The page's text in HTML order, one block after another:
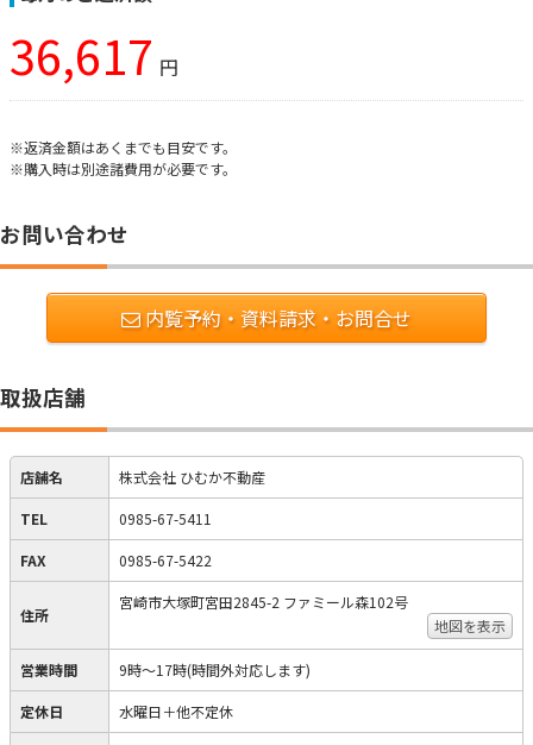
36,617 円
※返済金額はあくまでも目安です。
※購入時は別途諸費用が必要です。
お問い合わせ
内覧予約・資料請求・お問合せ
取扱店舗
店舗名 株式会社 ひむか不動産
TEL 0985-67-5411
FAX 0985-67-5422
住所
宮崎市大塚町宮田2845-2 ファミール森102号
地図を表示
営業時間 9時～17時(時間外対応します)
定休日 水曜日＋他不定休